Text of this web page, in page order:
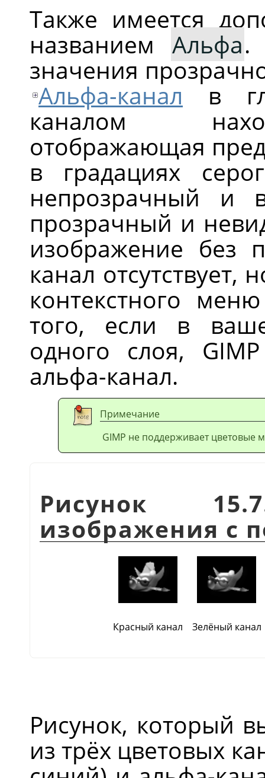
Также имеется
названием Альфа.
значения
Альфа-канал в
каналом
отображающая
в градациях
непрозрачный
прозрачный и
изображение без
канал
контекстного
того, если в
одного слоя, GIMP
альфа-канал.
Примечание
GIMP не поддерживает цветовые
Рисунок
изображения с
Красный канал Зелёный канал
Рисунок, который
из трёх цветовых